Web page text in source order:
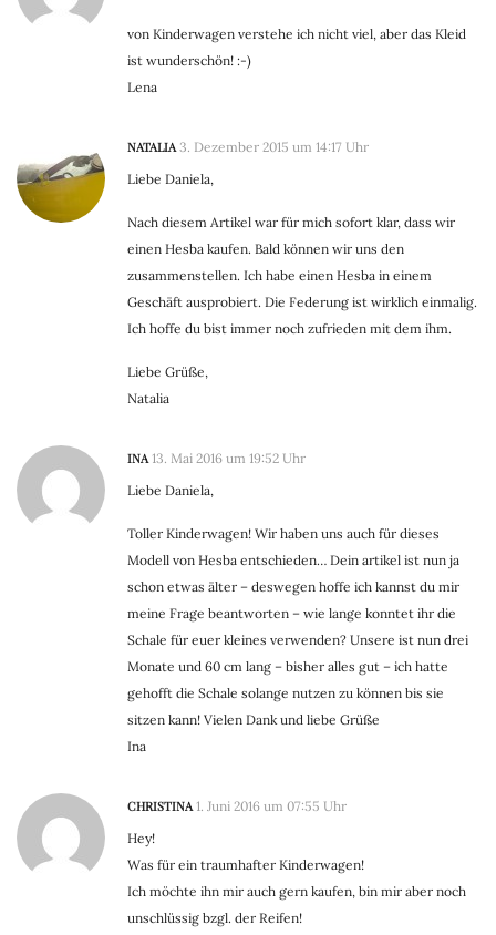
von Kinderwagen verstehe ich nicht viel, aber das Kleid
ist wunderschön! :-)
Lena
NATALIA 3. Dezember 2015 um 14:17 Uhr
Liebe Daniela,
Nach diesem Artikel war für mich sofort klar, dass wir
einen Hesba kaufen. Bald können wir uns den
zusammenstellen. Ich habe einen Hesba in einem
Geschäft ausprobiert. Die Federung ist wirklich einmalig.
Ich hoffe du bist immer noch zufrieden mit dem ihm.
Liebe Grüße,
Natalia
INA 13. Mai 2016 um 19:52 Uhr
Liebe Daniela,
Toller Kinderwagen! Wir haben uns auch für dieses
Modell von Hesba entschieden… Dein artikel ist nun ja
schon etwas älter – deswegen hoffe ich kannst du mir
meine Frage beantworten – wie lange konntet ihr die
Schale für euer kleines verwenden? Unsere ist nun drei
Monate und 60 cm lang – bisher alles gut – ich hatte
gehofft die Schale solange nutzen zu können bis sie
sitzen kann! Vielen Dank und liebe Grüße
Ina
CHRISTINA 1. Juni 2016 um 07:55 Uhr
Hey!
Was für ein traumhafter Kinderwagen!
Ich möchte ihn mir auch gern kaufen, bin mir aber noch
unschlüssig bzgl. der Reifen!